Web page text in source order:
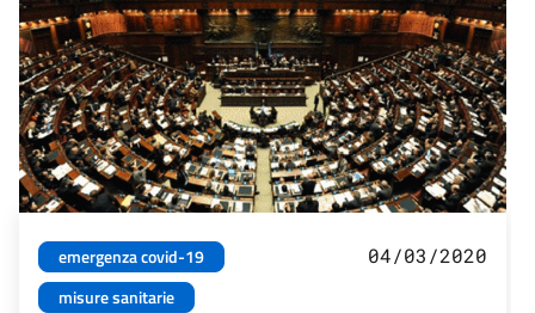
emergenza covid-19
misure sanitarie
04/03/2020